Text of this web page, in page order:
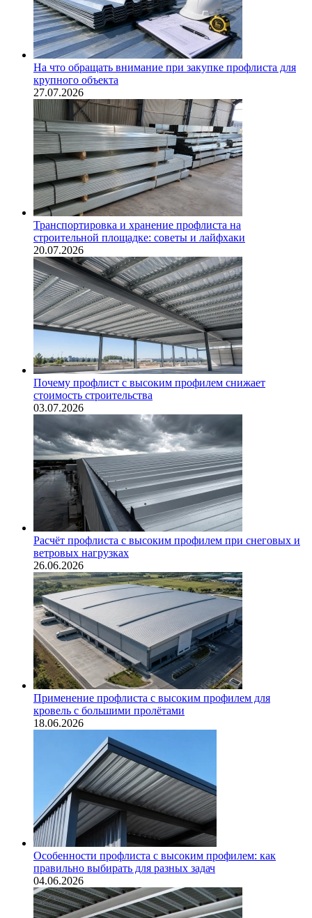
На что обращать внимание при закупке профлиста для
крупного объекта
27.07.2026
Транспортировка и хранение профлиста на
строительной площадке: советы и лайфхаки
20.07.2026
Почему профлист с высоким профилем снижает
стоимость строительства
03.07.2026
Расчёт профлиста с высоким профилем при снеговых и
ветровых нагрузках
26.06.2026
Применение профлиста с высоким профилем для
кровель с большими пролётами
18.06.2026
Особенности профлиста с высоким профилем: как
правильно выбирать для разных задач
04.06.2026